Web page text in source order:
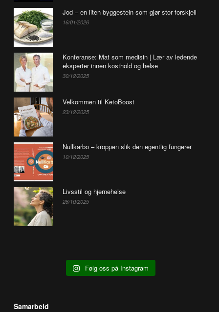
Jod – en liten byggestein som gjør stor forskjell
16/01/2026
Konferanse: Mat som medisin | Lær av ledende
eksperter innen kosthold og helse
30/12/2025
Velkommen til KetoBoost
23/12/2025
Nullkarbo – kroppen slik den egentlig fungerer
10/12/2025
Livsstil og hjernehelse
28/10/2025
Følg oss på Instagram
Samarbeid